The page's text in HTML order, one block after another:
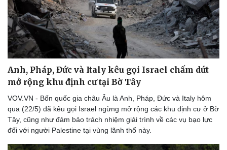
Anh, Pháp, Đức và Italy kêu gọi Israel chấm dứt
mở rộng khu định cư tại Bờ Tây
VOV.VN - Bốn quốc gia châu Âu là Anh, Pháp, Đức và Italy hôm
qua (22/5) đã kêu gọi Israel ngừng mở rộng các khu định cư ở Bờ
Tây, cũng như đảm bảo trách nhiệm giải trình về các vụ bạo lực
đối với người Palestine tại vùng lãnh thổ này.